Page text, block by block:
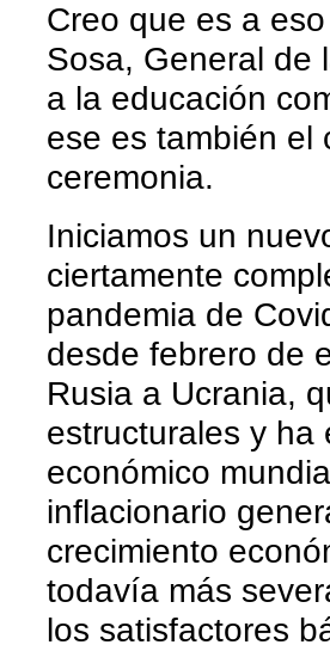
Creo que es a
Sosa, General de
a la educación
ese es también el
ceremonia.
Iniciamos un
ciertamente
pandemia de
desde febrero de
Rusia a Ucrania,
estructurales y ha
económico
inflacionario
crecimiento
todavía más
los satisfactores